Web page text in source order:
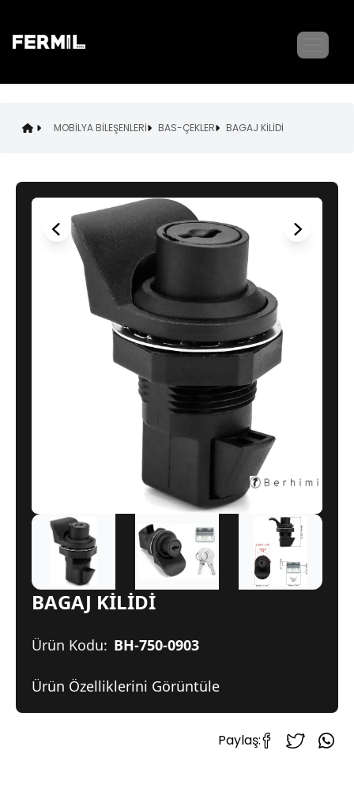
MOBİLYA BİLEŞENLERİ BAS-ÇEKLER BAGAJ KİLİDİ
BAGAJ KİLİDİ
Ürün Kodu: BH-750-0903
Ürün Özelliklerini Görüntüle
Paylaş: